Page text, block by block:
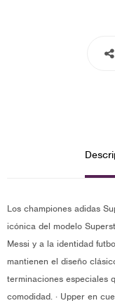
Los championes adidas
icónica del modelo
Messi y a la identidad
mantienen el diseño
terminaciones especiales
comodidad. · Upper en